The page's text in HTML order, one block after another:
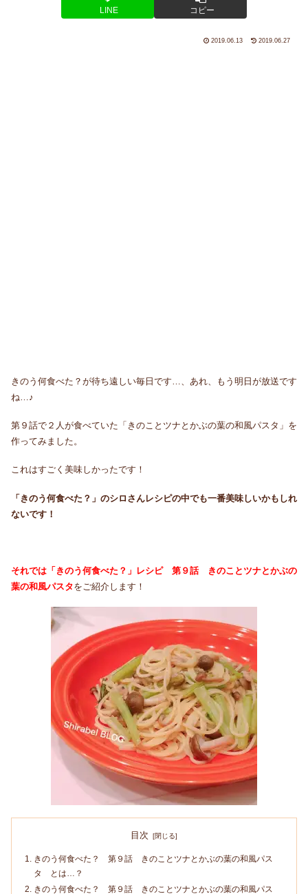
LINE コピー
2019.06.13 2019.06.27
きのう何食べた？が待ち遠しい毎日です…、あれ、もう明日が放送です
ね…♪
第９話で２人が食べていた「きのことツナとかぶの葉の和風パスタ」を
作ってみました。
これはすごく美味しかったです！
「きのう何食べた？」のシロさんレシピの中でも一番美味しいかもしれ
ないです！
それでは「きのう何食べた？」レシピ 第９話 きのことツナとかぶの
葉の和風パスタをご紹介します！
目次
きのう何食べた？ 第９話 きのことツナとかぶの葉の和風パス
タ とは…？
きのう何食べた？ 第９話 きのことツナとかぶの葉の和風パス